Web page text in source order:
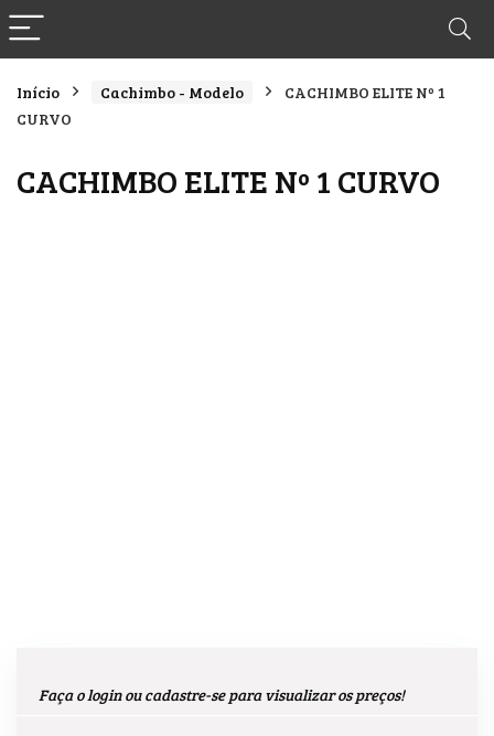
Início Cachimbo - Modelo
CACHIMBO ELITE Nº 1
CURVO
CACHIMBO ELITE Nº 1 CURVO
Faça o login ou cadastre-se para visualizar os preços!